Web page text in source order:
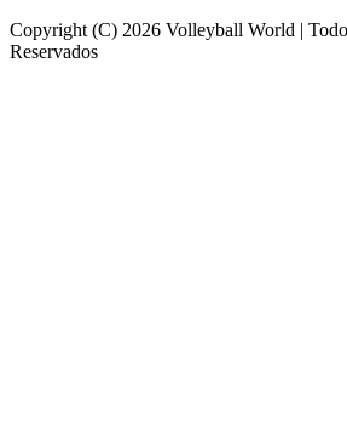
Copyright (C) 2026 Volleyball World |
Reservados